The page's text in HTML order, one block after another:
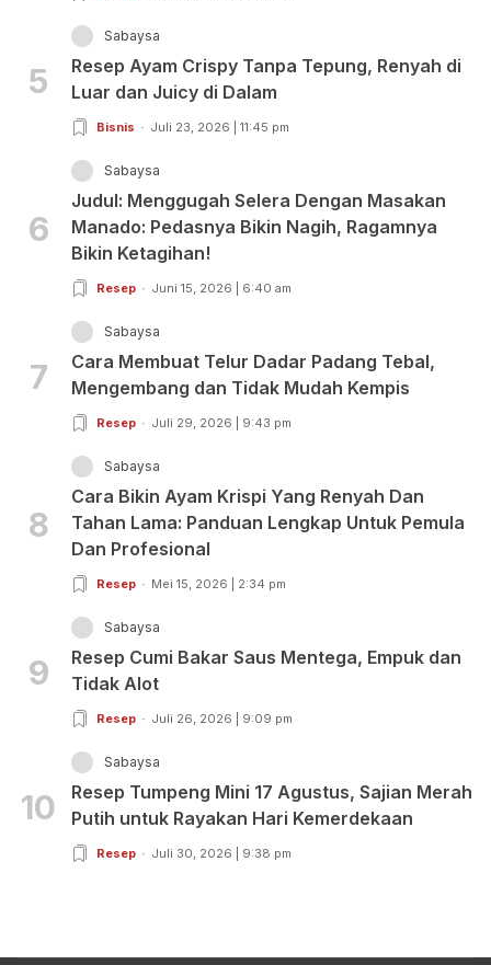
5
Sabaysa
Resep Ayam Crispy Tanpa Tepung, Renyah di
Luar dan Juicy di Dalam
Bisnis Juli 23, 2026 | 11:45 pm
6
Sabaysa
Judul: Menggugah Selera Dengan Masakan
Manado: Pedasnya Bikin Nagih, Ragamnya
Bikin Ketagihan!
Resep Juni 15, 2026 | 6:40 am
7
Sabaysa
Cara Membuat Telur Dadar Padang Tebal,
Mengembang dan Tidak Mudah Kempis
Resep Juli 29, 2026 | 9:43 pm
8
Sabaysa
Cara Bikin Ayam Krispi Yang Renyah Dan
Tahan Lama: Panduan Lengkap Untuk Pemula
Dan Profesional
Resep Mei 15, 2026 | 2:34 pm
9
Sabaysa
Resep Cumi Bakar Saus Mentega, Empuk dan
Tidak Alot
Resep Juli 26, 2026 | 9:09 pm
10
Sabaysa
Resep Tumpeng Mini 17 Agustus, Sajian Merah
Putih untuk Rayakan Hari Kemerdekaan
Resep Juli 30, 2026 | 9:38 pm